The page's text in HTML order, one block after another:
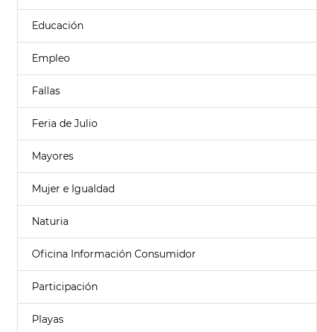
Educación
Empleo
Fallas
Feria de Julio
Mayores
Mujer e Igualdad
Naturia
Oficina Información Consumidor
Participación
Playas